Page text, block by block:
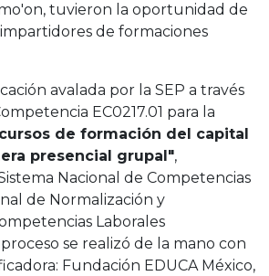
tuvieron la oportunidad de
de formaciones
avalada por la SEP a través
EC0217.01 para la
de formación del capital
presencial grupal",
Nacional de Competencias
de Normalización y
Laborales
proceso se realizó de la mano con
Fundación EDUCA México,